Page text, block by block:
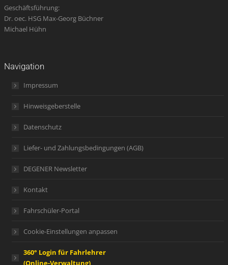
Geschäftsführung:
Dr. oec. HSG Max-Georg Büchner
Michael Hühn
Navigation
Impressum
Hinweisgeberstelle
Datenschutz
Liefer- und Zahlungsbedingungen (AGB)
DEGENER Newsletter
Kontakt
Fahrschüler-Portal
Cookie-Einstellungen anpassen
360° Login für Fahrlehrer
(Online-Verwaltung)